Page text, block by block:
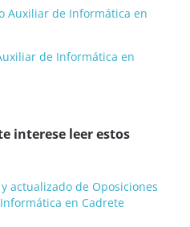
Auxiliar de Informática en
de Informática en
interese leer estos
actualizado de Oposiciones
en Cadrete